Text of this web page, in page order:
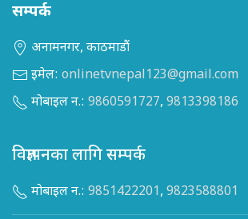
सम्पर्क
अनामनगर, काठमाडौं
इमेल: onlinetvnepal123@gmail.com
मोबाइल न.: 9860591727, 9813398186
विज्ञापनका लागि सम्पर्क
मोबाइल न.: 9851422201, 9823588801